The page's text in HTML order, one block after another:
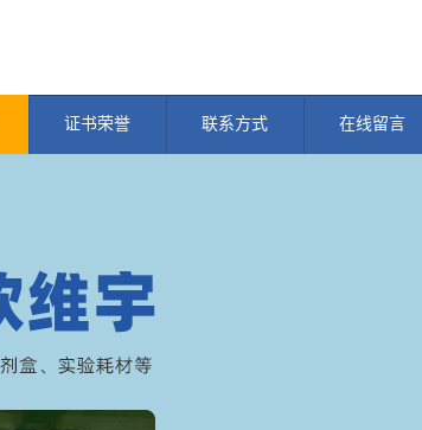
证书荣誉 联系方式 在线留言